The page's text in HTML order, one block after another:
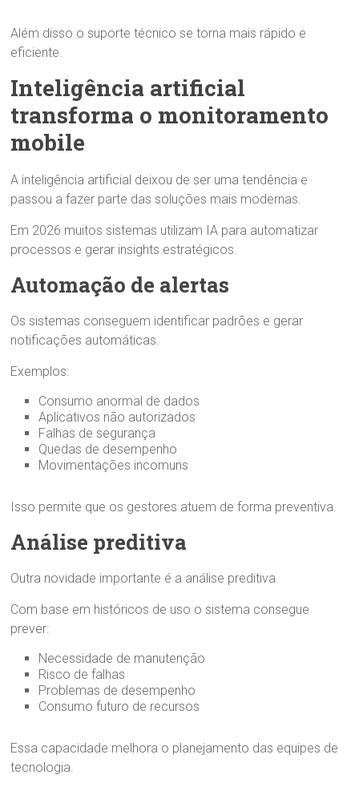
Além disso o suporte técnico se torna mais rápido e
eficiente.
Inteligência artificial
transforma o monitoramento
mobile
A inteligência artificial deixou de ser uma tendência e
passou a fazer parte das soluções mais modernas.
Em 2026 muitos sistemas utilizam IA para automatizar
processos e gerar insights estratégicos.
Automação de alertas
Os sistemas conseguem identificar padrões e gerar
notificações automáticas.
Exemplos:
Consumo anormal de dados
Aplicativos não autorizados
Falhas de segurança
Quedas de desempenho
Movimentações incomuns
Isso permite que os gestores atuem de forma preventiva.
Análise preditiva
Outra novidade importante é a análise preditiva.
Com base em históricos de uso o sistema consegue
prever:
Necessidade de manutenção
Risco de falhas
Problemas de desempenho
Consumo futuro de recursos
Essa capacidade melhora o planejamento das equipes de
tecnologia.